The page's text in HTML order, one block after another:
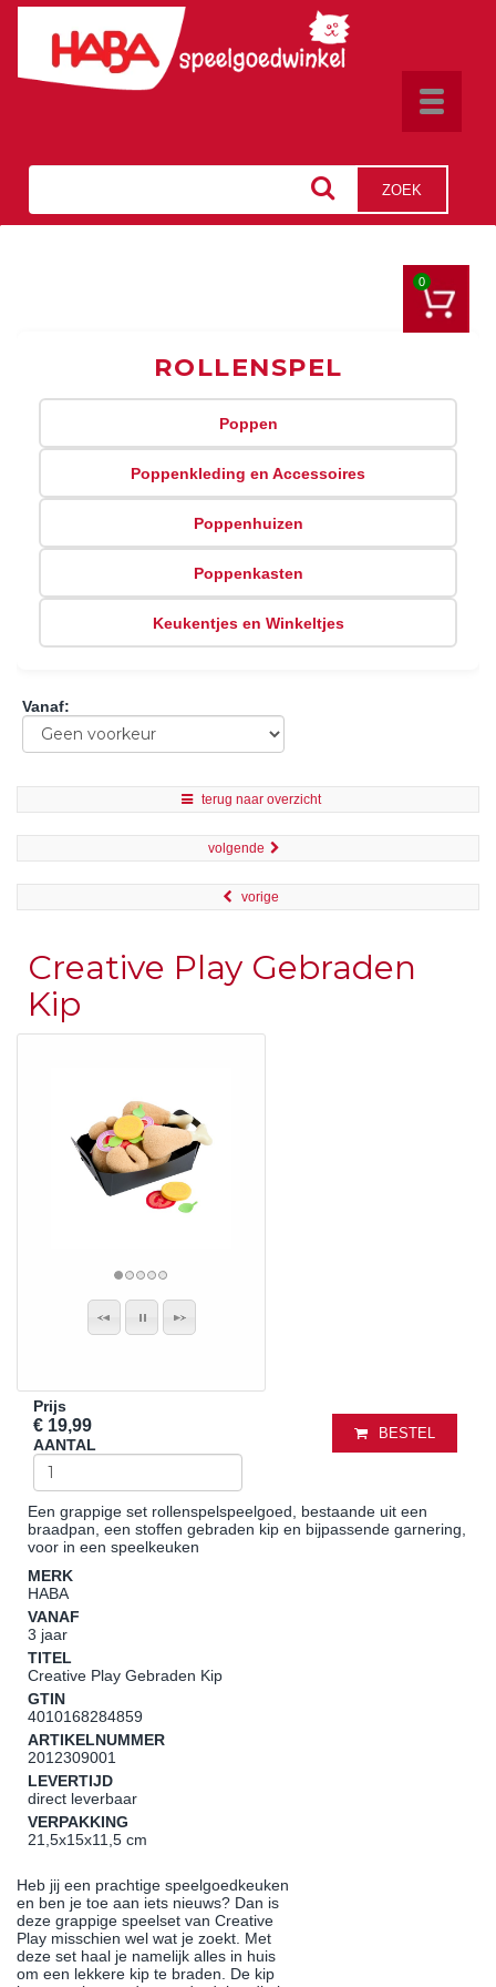
Toggle
ZOEK
0
ROLLENSPEL
Poppen
Poppenkleding en Accessoires
Poppenhuizen
Poppenkasten
Keukentjes en Winkeltjes
Vanaf:
terug naar overzicht
volgende
vorige
Creative Play Gebraden
Kip
Prijs
€ 19,99
AANTAL
BESTEL
Een grappige set rollenspelspeelgoed, bestaande uit een
braadpan, een stoffen gebraden kip en bijpassende garnering,
voor in een speelkeuken
MERK
HABA
VANAF
3 jaar
TITEL
Creative Play Gebraden Kip
GTIN
4010168284859
ARTIKELNUMMER
2012309001
LEVERTIJD
direct leverbaar
VERPAKKING
21,5x15x11,5 cm
Heb jij een prachtige speelgoedkeuken
en ben je toe aan iets nieuws? Dan is
deze grappige speelset van Creative
Play misschien wel wat je zoekt. Met
deze set haal je namelijk alles in huis
om een lekkere kip te braden. De kip